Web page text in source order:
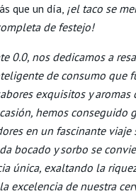
que un día, ¡el taco se
de festejo!
0.0, nos dedicamos a
de consumo que
exquisitos y aromas
hemos conseguido
en un fascinante viaje
bocado y sorbo se
única, exaltando la
excelencia de nuestra